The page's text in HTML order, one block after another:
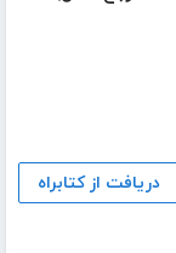
دریافت از کتابراه